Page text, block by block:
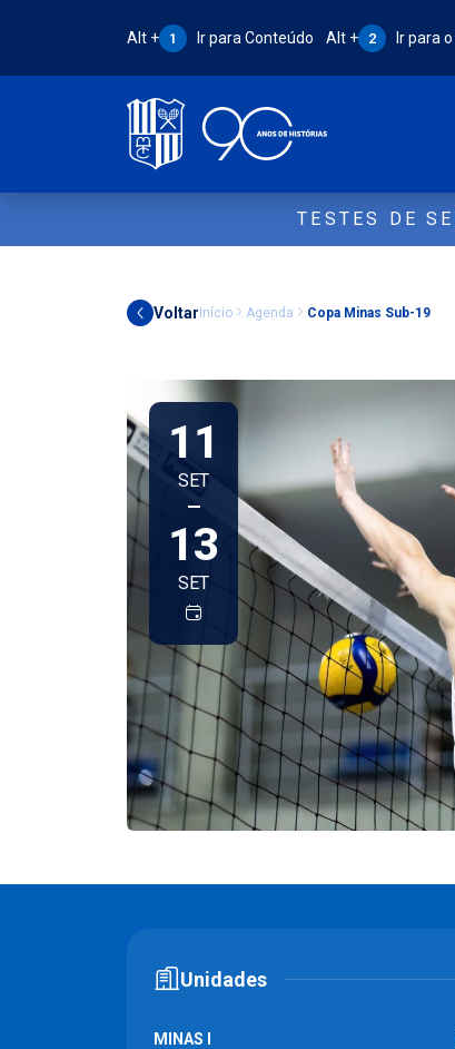
Atalho Alt + 1:
Alt + 1 Ir para Conteúdo Atalho Alt + 2:
Alt + 2 Ir para
TESTES DE
Voltar Início Agenda Copa Minas Sub-19
11
SET
—
13
SET
Unidades
MINAS I